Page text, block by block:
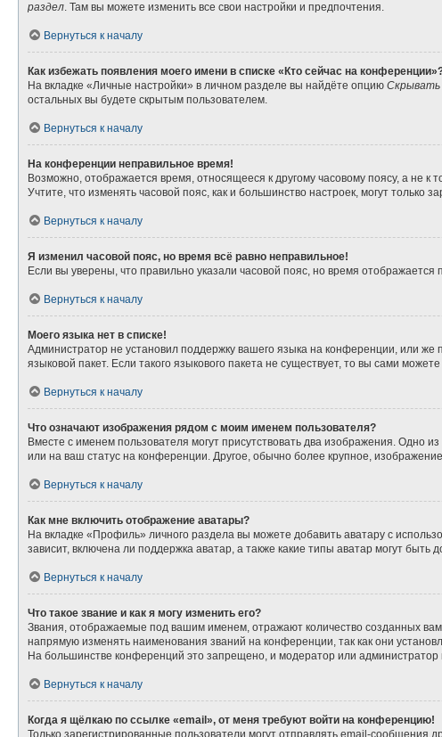
раздел. Там вы можете изменить все свои настройки и предпочтения.
Вернуться к началу
Как избежать появления моего имени в списке «Кто сейчас на
На вкладке «Личные настройки» в личном разделе вы найдёте опцию Скрывать
остальных вы будете скрытым пользователем.
Вернуться к началу
На конференции неправильное время!
Возможно, отображается время, относящееся к другому часовому поясу, а не к
Учтите, что изменять часовой пояс, как и большинство настроек, могут
Вернуться к началу
Я изменил часовой пояс, но время всё равно неправильное!
Если вы уверены, что правильно указали часовой пояс, но время
Вернуться к началу
Моего языка нет в списке!
Администратор не установил поддержку вашего языка на конференции, или
языковой пакет. Если такого языкового пакета не существует, то вы сами
Вернуться к началу
Что означают изображения рядом с моим именем пользователя?
Вместе с именем пользователя могут присутствовать два изображения. Одно
или на ваш статус на конференции. Другое, обычно более крупное,
Вернуться к началу
Как мне включить отображение аватары?
На вкладке «Профиль» личного раздела вы можете добавить аватару с
зависит, включена ли поддержка аватар, а также какие типы аватар могут
Вернуться к началу
Что такое звание и как я могу изменить его?
Звания, отображаемые под вашим именем, отражают количество созданных
напрямую изменять наименования званий на конференции, так как они
На большинстве конференций это запрещено, и модератор или администратор
Вернуться к началу
Когда я щёлкаю по ссылке «email», от меня требуют войти на конференцию!
Только зарегистрированные пользователи могут отправлять email-